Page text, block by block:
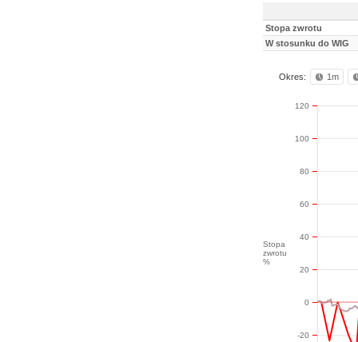
Stopa zwrotu
W stosunku do WIG
Okres: 1m
Stopa
zwrotu
%
-20
0
20
40
60
80
100
120